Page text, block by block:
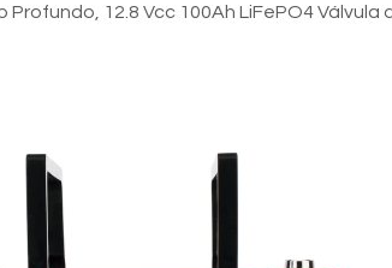
12.8 Vcc 100Ah LiFePO4 Válvula